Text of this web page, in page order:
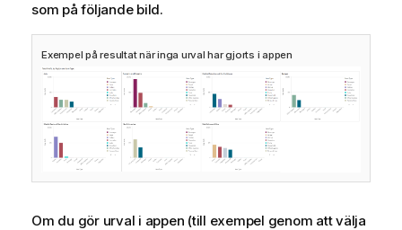
som på följande bild.
Exempel på resultat när inga urval har gjorts i appen
Om du gör urval i appen (till exempel genom att välja